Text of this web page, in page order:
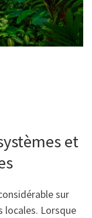
et
sur
locales. Lorsque